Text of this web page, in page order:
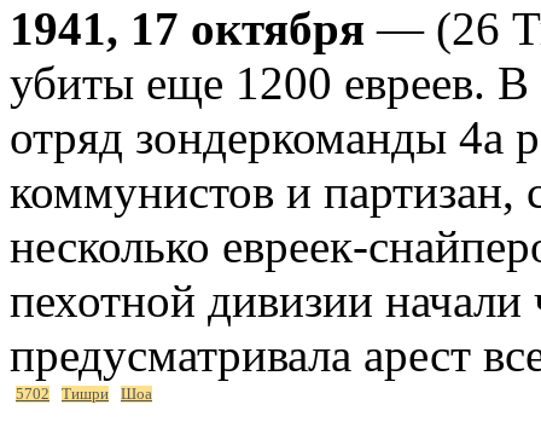
1941, 17 октября — (26
убиты еще 1200 евреев. В
отряд зондеркоманды 4а
коммунистов и
несколько евреек-
пехотной дивизии
предусматривала арест
5702 Тишри Шоа